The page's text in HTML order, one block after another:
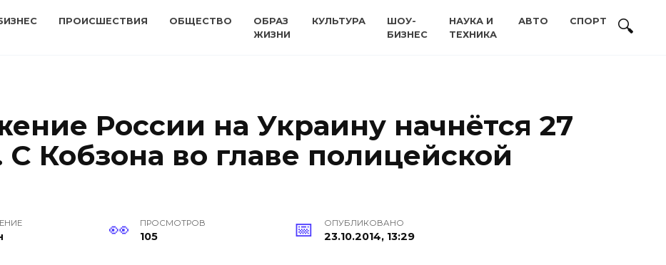
ПРОИСШЕСТВИЯ ОБЩЕСТВО
ОБРАЗ
ЖИЗНИ
КУЛЬТУРА
ШОУ-
БИЗНЕС
НАУКА И
ТЕХНИКА
АВТО СПОРТ
России на Украину начнётся 27
Кобзона во главе полицейской
ПРОСМОТРОВ
105
ОПУБЛИКОВАНО
23.10.2014, 13:29